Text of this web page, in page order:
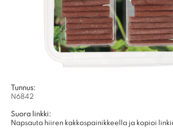
Tunnus:
N6842
Suora linkki:
Napsauta hiiren kakkospainikkeella ja kopioi